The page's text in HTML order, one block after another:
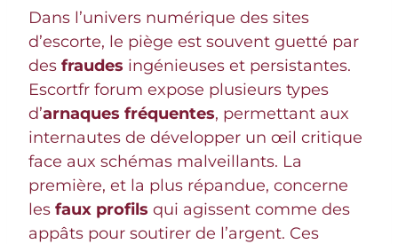
Dans l’univers numérique des sites
d’escorte, le piège est souvent guetté par
des fraudes ingénieuses et persistantes.
Escortfr forum expose plusieurs types
d’arnaques fréquentes, permettant aux
internautes de développer un œil critique
face aux schémas malveillants. La
première, et la plus répandue, concerne
les faux profils qui agissent comme des
appâts pour soutirer de l’argent. Ces